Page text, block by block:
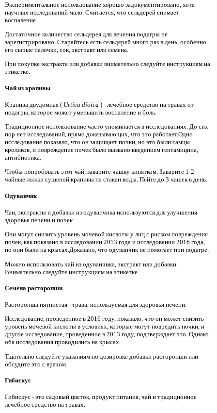
Экспериментальное использование хорошо задокументировано, хотя
научных исследований мало. Считается, что сельдерей снимает
воспаление.
Достаточное количество сельдерея для лечения подагры не
зарегистрировано. Старайтесь есть сельдерей много раз в день, особенно
его сырые палочки, сок, экстракт или семена.
При покупке экстракта или добавки внимательно следуйте инструкциям на
этикетке.
Чай из крапивы
Крапива двудомная ( Urtica dioica ) - лечебное средство на травах от
подагры, которое может уменьшить воспаление и боль.
Традиционное использование часто упоминается в исследованиях. До сих
пор нет исследований, прямо доказывающих, что это работает.Одно
исследование показало, что он защищает почки, но это были самцы
кроликов, и повреждение почек было вызвано введением гентамицина,
антибиотика.
Чтобы попробовать этот чай, заварите чашку кипятком. Заварите 1-2
чайные ложки сушеной крапивы на стакан воды. Пейте до 3 чашек в день.
Одуванчик
Чаи, экстракты и добавки из одуванчика используются для улучшения
здоровья печени и почек.
Они могут снизить уровень мочевой кислоты у лиц с риском повреждения
почек, как показано в исследовании 2013 года и исследовании 2016 года,
но они были на крысах.Доказано, что одуванчик не помогает при подагре.
Можно использовать чай из одуванчика, экстракт или добавки.
Внимательно следуйте инструкциям на этикетке.
Семена расторопши
Расторопша пятнистая - трава, используемая для здоровья печени.
Исследование, проведенное в 2016 году, показало, что он может снизить
уровень мочевой кислоты в условиях, которые могут повредить почки, и
другое исследование, проведенное в 2013 году, подтверждает это. Однако
оба исследования проводились на крысах.
Тщательно следуйте указаниям по дозировке добавки расторопши или
обсудите это с врачом.
Гибискус
Гибискус - это садовый цветок, продукт питания, чай и традиционное
лечебное средство на травах.